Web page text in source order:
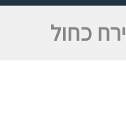
us כחול